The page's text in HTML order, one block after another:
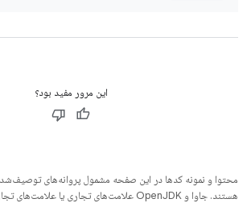
این مرور مفید بود؟
محتوا و نمونه کدها در این صفحه مشمول پروانه‌های